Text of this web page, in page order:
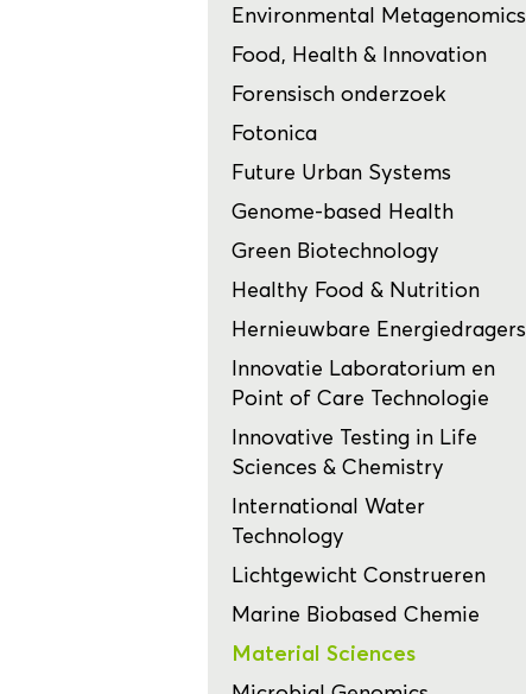
Environmental Metagenomics
Food, Health & Innovation
Forensisch onderzoek
Fotonica
Future Urban Systems
Genome-based Health
Green Biotechnology
Healthy Food & Nutrition
Hernieuwbare Energiedragers
Innovatie Laboratorium en
Point of Care Technologie
Innovative Testing in Life
Sciences & Chemistry
International Water
Technology
Lichtgewicht Construeren
Marine Biobased Chemie
Material Sciences